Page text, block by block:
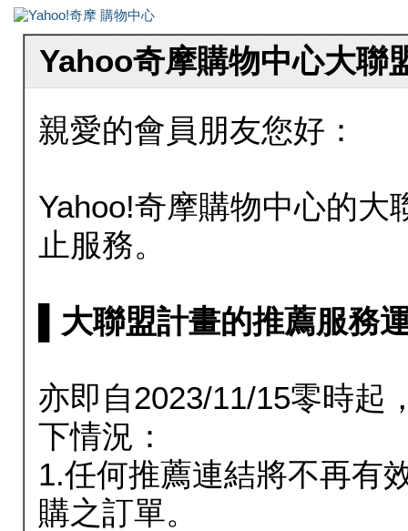
Yahoo奇摩購物中心大聯
親愛的會員朋友您好：
Yahoo!奇摩購物中心的大
止服務。
▌大聯盟計畫的推薦服務
亦即自2023/11/15零時起
下情況：
1.任何推薦連結將不再有
購之訂單。